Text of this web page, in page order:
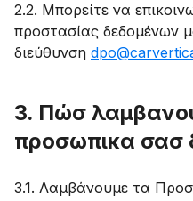
2.2. Μπορείτε να
προστασίας δεδομένων
διεύθυνση
3. Πώσ
προσωπικα σασ
3.1. Λαμβάνουμε τα